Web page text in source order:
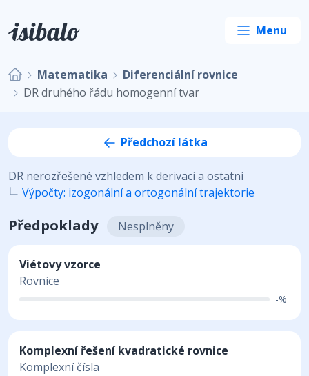
Matematika
Diferenciální rovnice
DR druhého řádu homogenní tvar
Předchozí látka
DR nerozřešené vzhledem k derivaci a ostatní
Výpočty: izogonální a ortogonální trajektorie
Předpoklady Nesplněny
Viétovy vzorce
Rovnice
-%
Komplexní řešení kvadratické rovnice
Komplexní čísla